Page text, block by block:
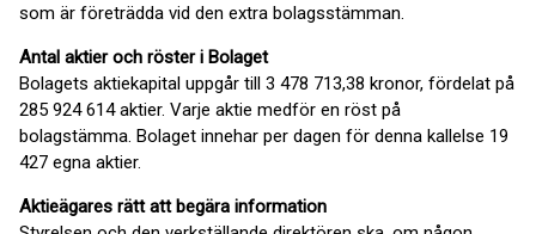
som är företrädda vid den extra bolagsstämman.
Antal aktier och röster i Bolaget
Bolagets aktiekapital uppgår till 3 478 713,38 kronor, fördelat på
285 924 614 aktier. Varje aktie medför en röst på
bolagstämma. Bolaget innehar per dagen för denna kallelse 19
427 egna aktier.
Aktieägares rätt att begära information